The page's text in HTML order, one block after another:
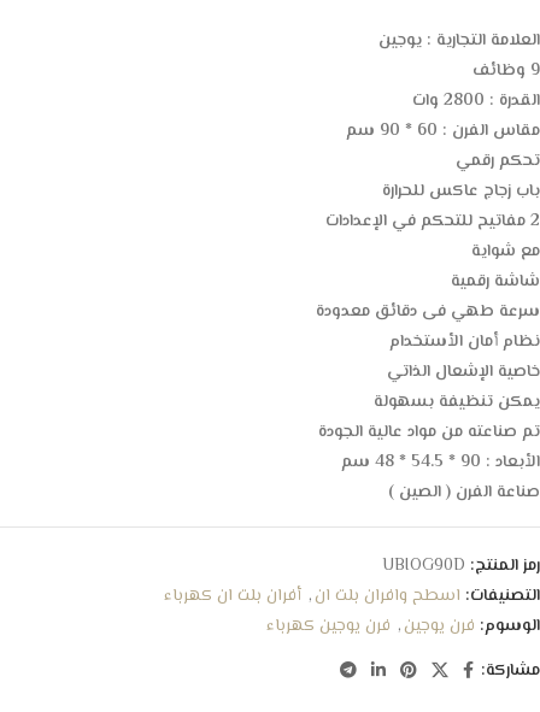
العلامة التجارية : يوجين
9 وظائف
القدرة : 2800 وات
مقاس الفرن : 60 * 90 سم
تحكم رقمي
باب زجاج عاكس للحرارة
2 مفاتيح للتحكم في الإعدادات
مع شواية
شاشة رقمية
سرعة طهي فى دقائق معدودة
نظام أمان الأستخدام
خاصية الإشعال الذاتي
يمكن تنظيفة بسهولة
تم صناعته من مواد عالية الجودة
الأبعاد : 90 * 54.5 * 48 سم
صناعة الفرن ( الصين )
رمز المنتج: UBIOG90D
التصنيفات: اسطح وافران بلت ان, أفران بلت ان كهرباء
الوسوم: فرن يوجين, فرن يوجين كهرباء
مشاركة: